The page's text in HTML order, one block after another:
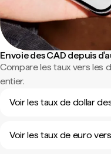
Envoie des CAD depuis
Compare les taux vers les
entier.
Voir les taux de dollar
Voir les taux de euro